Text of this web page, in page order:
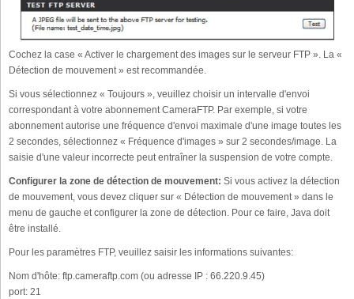
Cochez la case « Activer le chargement des images sur le serveur FTP ». La «
Détection de mouvement » est recommandée.
Si vous sélectionnez « Toujours », veuillez choisir un intervalle d'envoi
correspondant à votre abonnement CameraFTP. Par exemple, si votre
abonnement autorise une fréquence d'envoi maximale d'une image toutes les
2 secondes, sélectionnez « Fréquence d'images » sur 2 secondes/image. La
saisie d'une valeur incorrecte peut entraîner la suspension de votre compte.
Configurer la zone de détection de mouvement: Si vous activez la détection
de mouvement, vous devez cliquer sur « Détection de mouvement » dans le
menu de gauche et configurer la zone de détection. Pour ce faire, Java doit
être installé.
Pour les paramètres FTP, veuillez saisir les informations suivantes:
Nom d'hôte: ftp.cameraftp.com (ou adresse IP : 66.220.9.45)
port: 21